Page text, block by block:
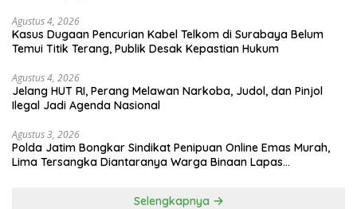
Agustus 4, 2026
Kasus Dugaan Pencurian Kabel Telkom di Surabaya Belum
Temui Titik Terang, Publik Desak Kepastian Hukum
Agustus 4, 2026
Jelang HUT RI, Perang Melawan Narkoba, Judol, dan Pinjol
Ilegal Jadi Agenda Nasional
Agustus 3, 2026
Polda Jatim Bongkar Sindikat Penipuan Online Emas Murah,
Lima Tersangka Diantaranya Warga Binaan Lapas
Selengkapnya